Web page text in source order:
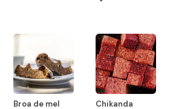
Broa de mel Chikanda